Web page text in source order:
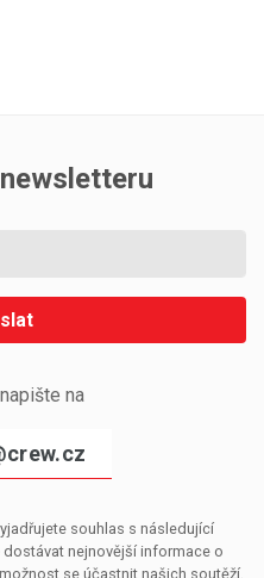
na
souhlas s následující
nejnovější informace o
se účastnit našich soutěží,